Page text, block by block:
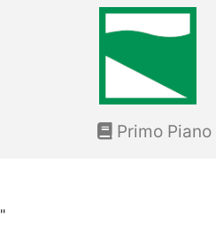
"
Primo Piano